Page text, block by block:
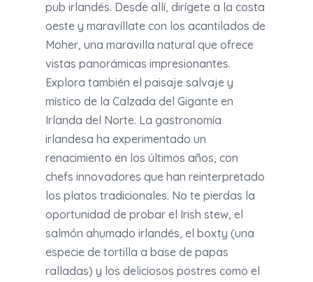
pub irlandés. Desde allí, dirígete a la costa
oeste y maravíllate con los acantilados de
Moher, una maravilla natural que ofrece
vistas panorámicas impresionantes.
Explora también el paisaje salvaje y
místico de la Calzada del Gigante en
Irlanda del Norte. La gastronomía
irlandesa ha experimentado un
renacimiento en los últimos años, con
chefs innovadores que han reinterpretado
los platos tradicionales. No te pierdas la
oportunidad de probar el Irish stew, el
salmón ahumado irlandés, el boxty (una
especie de tortilla a base de papas
ralladas) y los deliciosos postres como el